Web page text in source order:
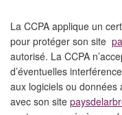
La CCPA applique un
pour protéger son site
autorisé. La CCPA
d’éventuelles
aux logiciels ou
avec son site